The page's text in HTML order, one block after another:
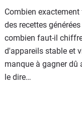
Combien
des recettes
combien faut-il
d'appareils stable et
manque à gagner dû
le dire…